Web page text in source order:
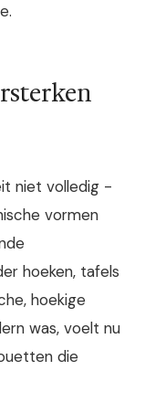
niet volledig -
vormen
hoeken, tafels
hoekige
was, voelt nu
die